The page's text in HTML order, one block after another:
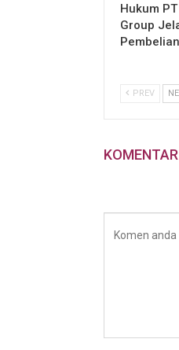
Hukum
Group
PREV
KOMENTAR